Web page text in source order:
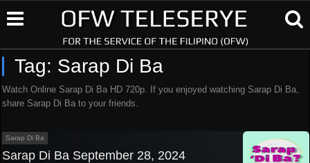
Tag: Sarap Di Ba
Watch Online Sarap Di Ba HD 720p. If you enjoyed watching Sarap Di Ba,
share Sarap Di Ba to your friends.
Sarap Di Ba
Sarap Di Ba September 28, 2024